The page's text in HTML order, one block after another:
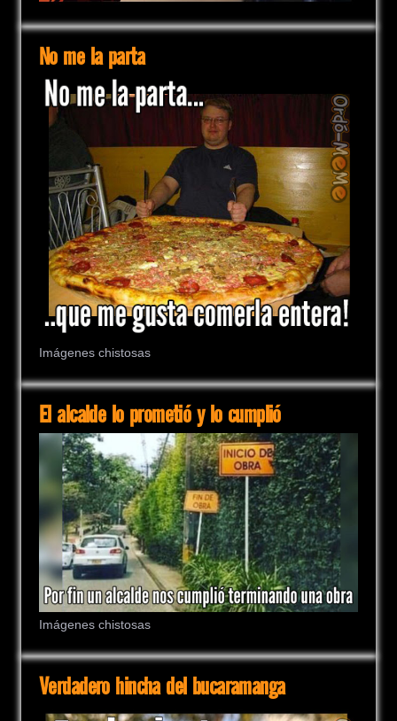
No me la parta
Imágenes chistosas
El alcalde lo prometió y lo cumplió
Imágenes chistosas
Verdadero hincha del bucaramanga